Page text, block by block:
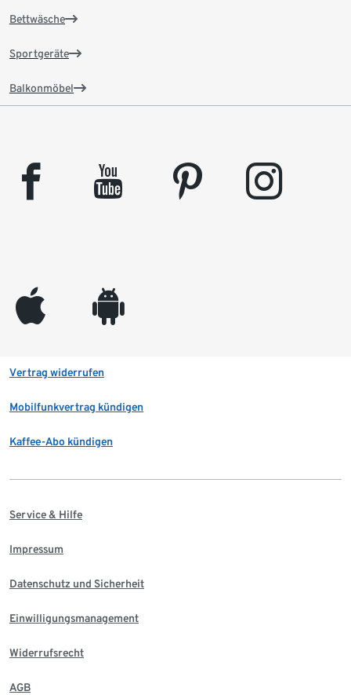
Bettwäsche
Sportgeräte
Balkonmöbel
facebook youtube pinterest instagram
appleinc android
Vertrag widerrufen
Mobilfunkvertrag kündigen
Kaffee-Abo kündigen
Service & Hilfe
Impressum
Datenschutz und Sicherheit
Einwilligungsmanagement
Widerrufsrecht
AGB